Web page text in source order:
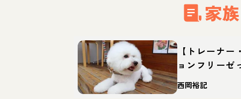
家
【トレーナ
ョンフリーゼ
格・特徴・育
西岡裕記